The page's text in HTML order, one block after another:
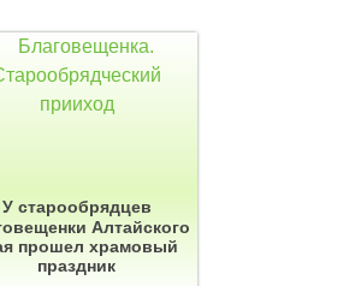
У старообрядцев
Алтайского
прошел храмовый
праздник